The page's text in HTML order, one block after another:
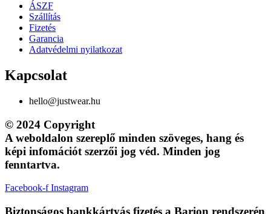
ÁSZF
Szállítás
Fizetés
Garancia
Adatvédelmi nyilatkozat
Kapcsolat
hello@justwear.hu
© 2024 Copyright
A weboldalon szereplő minden szöveges, hang és
képi infomációt szerzői jog véd. Minden jog
fenntartva.
Facebook-f Instagram
Biztonságos bankkártyás fizetés a Barion rendszerén